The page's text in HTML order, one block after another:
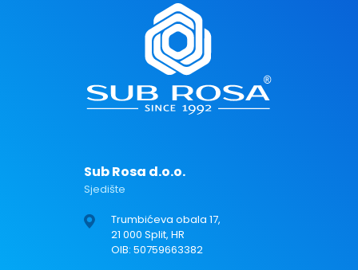
Sub Rosa d.o.o.
Sjedište
Trumbićeva obala 17,
21 000 Split, HR
OIB: 50759663382